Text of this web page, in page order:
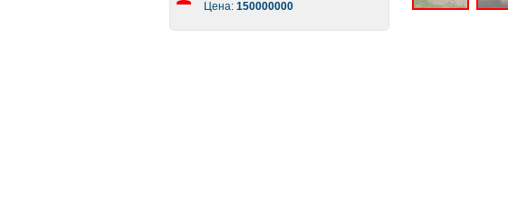
Цена: 150000000